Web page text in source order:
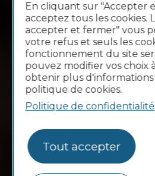
En cliquant sur "Accepter
acceptez tous les cookies.
accepter et fermer" vous
votre refus et seuls les
fonctionnement du site
pouvez modifier vos choix
obtenir plus
politique de cookies.
Politique de confidentialité
Tout accepter